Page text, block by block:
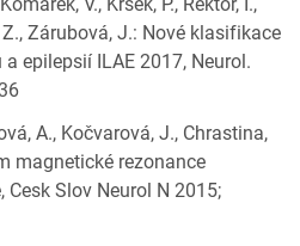
Zárubová, J.: Nové klasifikace
epilepsií ILAE 2017, Neurol.
A., Kočvarová, J., Chrastina,
magnetické rezonance
Slov Neurol N 2015;